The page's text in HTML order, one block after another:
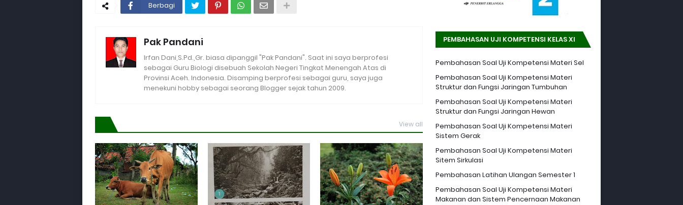
Berbagi
Pak Pandani
Irfan Dani,S.Pd.,Gr. biasa dipanggil "Pak Pandani". Saat ini saya berprofesi
sebagai Guru Biologi disebuah Sekolah Negeri Tingkat Menengah Atas di
Provinsi Aceh. Indonesia. Disamping berprofesi sebagai guru, saya juga
menekuni hobby sebagai seorang Blogger sejak tahun 2009.
View all
PEMBAHASAN UJI KOMPETENSI KELAS XI
Pembahasan Soal Uji Kompetensi Materi Sel
Pembahasan Soal Uji Kompetensi Materi
Struktur dan Fungsi Jaringan Tumbuhan
Pembahasan Soal Uji Kompetensi Materi
Struktur dan Fungsi Jaringan Hewan
Pembahasan Soal Uji Kompetensi Materi
Sistem Gerak
Pembahasan Soal Uji Kompetensi Materi
Sitem Sirkulasi
Pembahasan Latihan Ulangan Semester 1
Pembahasan Soal Uji Kompetensi Materi
Makanan dan Sistem Pencernaan Makanan